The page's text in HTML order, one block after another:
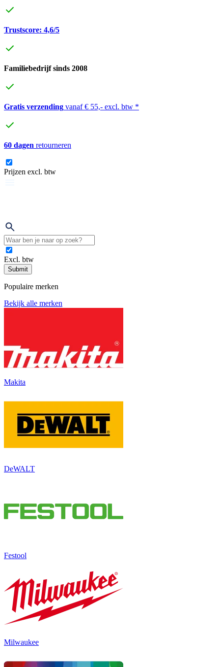
Trustscore: 4,6/5
Familiebedrijf sinds 2008
Gratis verzending vanaf € 55,- excl. btw *
60 dagen retourneren
Prijzen excl. btw
Excl. btw
Submit
Populaire merken
Bekijk alle merken
Makita
DeWALT
Festool
Milwaukee